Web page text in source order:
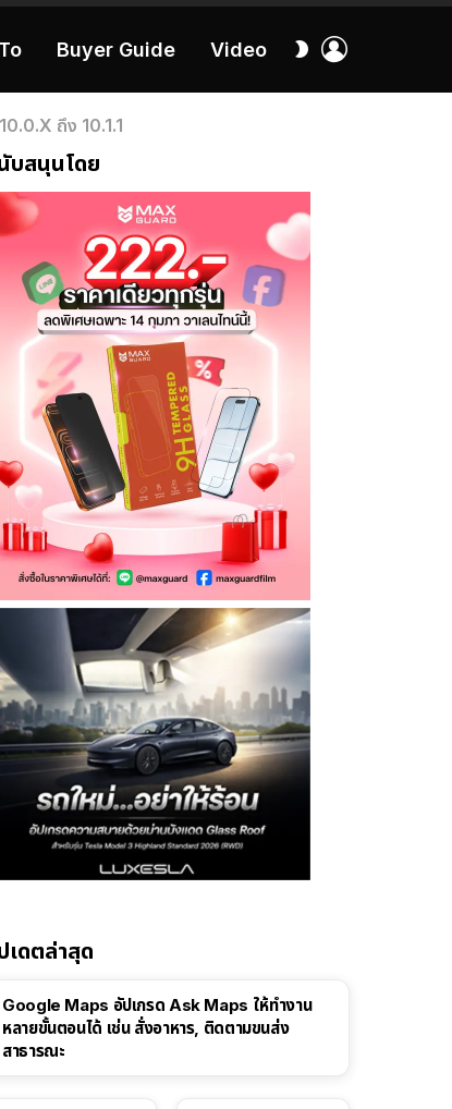
Buyer Guide Video
สลับ
ถึง 10.1.1
บสนุนโดย
เดตล่าสุด
Google Maps อัปเกรด Ask Maps ให้ทำงาน
หลายขั้นตอนได้ เช่น สั่งอาหาร, ติดตามขนส่ง
สาธารณะ